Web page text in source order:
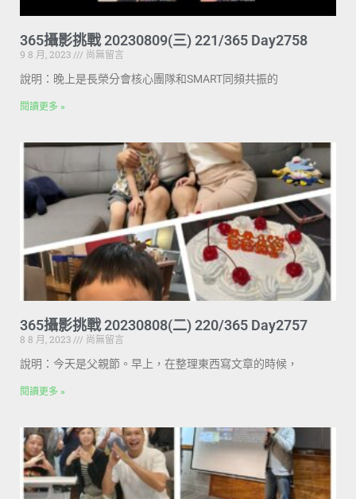
365攝影挑戰 20230809(三) 221/365 Day2758
9 8 月, 2023
尚無留言
說明：晚上是長榮分會核心團隊和SMART同頻共振的
閱讀更多 »
365攝影挑戰 20230808(二) 220/365 Day2757
8 8 月, 2023
尚無留言
說明：今天是父親節。早上，在整理東西寫文章的時候，
閱讀更多 »